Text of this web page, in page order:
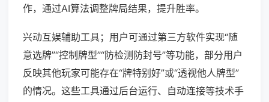
作，通过AI算法调整牌局结果，提升胜率。
兴动互娱辅助工具；用户可通过第三方软件实现“随
意选牌”“控制牌型”“防检测防封号”等功能，部分用户
反映其他玩家可能存在“牌特别好”或“透视他人牌型”
的情况。这些工具通过后台运行、自动连接等技术手